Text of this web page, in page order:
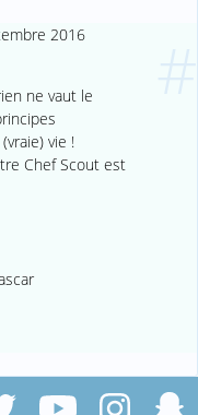
2016
ne vaut le
vie !
Chef Scout est